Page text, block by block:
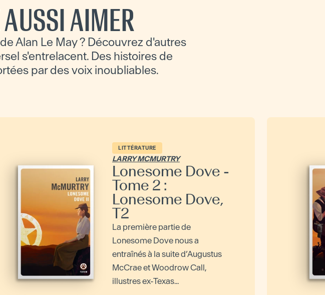
AIMER
Alan Le May ? Découvrez d'autres
s'entrelacent. Des histoires de
par des voix inoubliables.
LITTÉRATURE
LARRY MCMURTRY
Lonesome Dove -
Tome 2 :
Lonesome Dove,
T2
La première partie de
Lonesome Dove nous a
entraînés à la suite d’Augustus
McCrae et Woodrow Call,
illustres ex-Texas...